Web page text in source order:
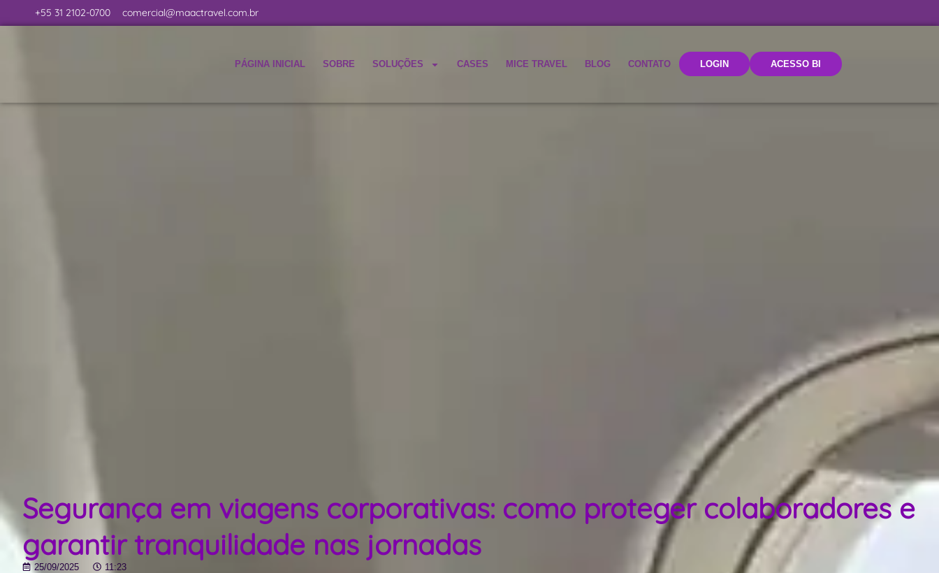
+55 31 2102-0700 comercial@maactravel.com.br
PÁGINA INICIAL SOBRE SOLUÇÕES CASES MICE TRAVEL BLOG CONTATO LOGIN ACESSO BI
Segurança em viagens corporativas: como proteger colaboradores e
garantir tranquilidade nas jornadas
25/09/2025 11:23